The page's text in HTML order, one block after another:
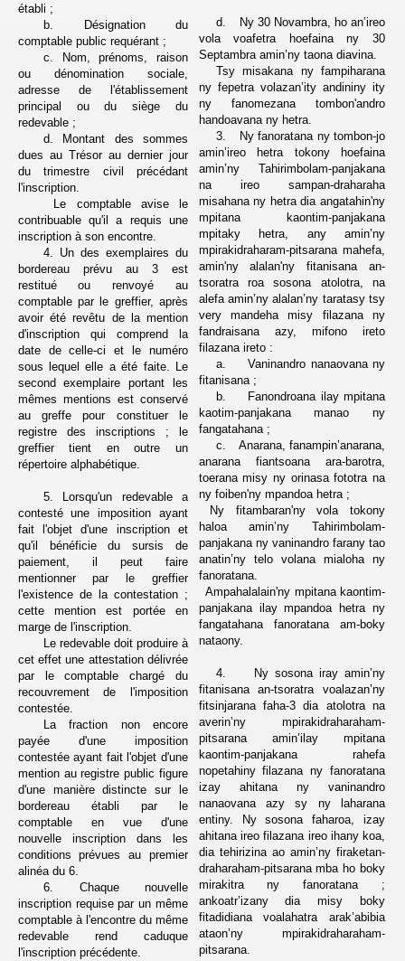
établi ;
b. Désignation du
comptable public requérant ;
c. Nom, prénoms, raison
ou dénomination sociale,
adresse de l'établissement
principal ou du siège du
redevable ;
d. Montant des sommes
dues au Trésor au dernier jour
du trimestre civil précédant
l'inscription.
Le comptable avise le
contribuable qu'il a requis une
inscription à son encontre.
4. Un des exemplaires du
bordereau prévu au 3 est
restitué ou renvoyé au
comptable par le greffier, après
avoir été revêtu de la mention
d'inscription qui comprend la
date de celle-ci et le numéro
sous lequel elle a été faite. Le
second exemplaire portant les
mêmes mentions est conservé
au greffe pour constituer le
registre des inscriptions ; le
greffier tient en outre un
répertoire alphabétique.
5. Lorsqu'un redevable a
contesté une imposition ayant
fait l'objet d'une inscription et
qu'il bénéficie du sursis de
paiement, il peut faire
mentionner par le greffier
l'existence de la contestation ;
cette mention est portée en
marge de l'inscription.
Le redevable doit produire à
cet effet une attestation délivrée
par le comptable chargé du
recouvrement de l'imposition
contestée.
La fraction non encore
payée d'une imposition
contestée ayant fait l'objet d'une
mention au registre public figure
d'une manière distincte sur le
bordereau établi par le
comptable en vue d'une
nouvelle inscription dans les
conditions prévues au premier
alinéa du 6.
6. Chaque nouvelle
inscription requise par un même
comptable à l'encontre du même
redevable rend caduque
l'inscription précédente.
d.
Ny 30 Novambra, ho an’ireo
vola voafetra hoefaina ny 30
Septambra amin’ny taona diavina.
Tsy misakana ny fampiharana
ny fepetra volazan’ity andininy ity
ny fanomezana tombon'andro
handoavana ny hetra.
3.
Ny fanoratana ny tombon-jo
amin’ireo hetra tokony hoefaina
amin’ny Tahirimbolam-panjakana
na ireo sampan-draharaha
misahana ny hetra dia angatahin'ny
mpitana kaontim-panjakana
mpitaky hetra, any amin’ny
mpirakidraharam-pitsarana mahefa,
amin'ny alalan'ny fitanisana an-
tsoratra roa sosona atolotra, na
alefa amin’ny alalan’ny taratasy tsy
very mandeha misy filazana ny
fandraisana azy, mifono ireto
filazana ireto :
a.
Vaninandro nanaovana ny
fitanisana ;
b.
Fanondroana ilay mpitana
kaotim-panjakana manao ny
fangatahana ;
c.
Anarana, fanampin’anarana,
anarana fiantsoana ara-barotra,
toerana misy ny orinasa fototra na
ny foiben'ny mpandoa hetra ;
Ny fitambaran'ny vola tokony
haloa amin’ny Tahirimbolam-
panjakana ny vaninandro farany tao
anatin’ny telo volana mialoha ny
fanoratana.
Ampahalalain'ny mpitana kaontim-
panjakana ilay mpandoa hetra ny
fangatahana fanoratana am-boky
nataony.
4.
Ny sosona iray amin’ny
fitanisana an-tsoratra voalazan’ny
fitsinjarana faha-3 dia atolotra na
averin’ny mpirakidraharaham-
pitsarana amin’ilay mpitana
kaontim-panjakana rahefa
nopetahiny filazana ny fanoratana
izay ahitana ny vaninandro
nanaovana azy sy ny laharana
entiny. Ny sosona faharoa, izay
ahitana ireo filazana ireo ihany koa,
dia tehirizina ao amin’ny firaketan-
draharaham-pitsarana mba ho boky
mirakitra ny fanoratana ;
ankoatr’izany dia misy boky
fitadidiana voalahatra arak’abibia
ataon’ny mpirakidraharaham-
pitsarana.